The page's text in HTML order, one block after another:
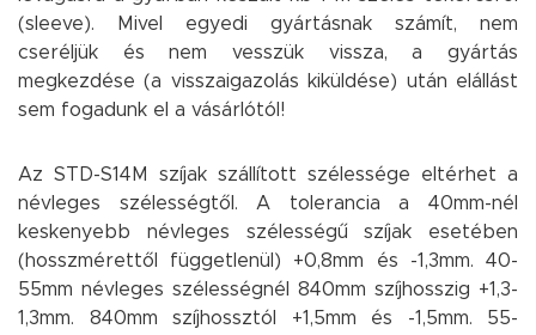
(sleeve). Mivel egyedi gyártásnak számít, nem
cseréljük és nem vesszük vissza, a gyártás
megkezdése (a visszaigazolás kiküldése) után elállást
sem fogadunk el a vásárlótól!
Az STD-S14M szíjak szállított szélessége eltérhet a
névleges szélességtől. A tolerancia a 40mm-nél
keskenyebb névleges szélességű szíjak esetében
(hosszmérettől függetlenül) +0,8mm és -1,3mm. 40-
55mm névleges szélességnél 840mm szíjhosszig +1,3-
1,3mm. 840mm szíjhossztól +1,5mm és -1,5mm. 55-